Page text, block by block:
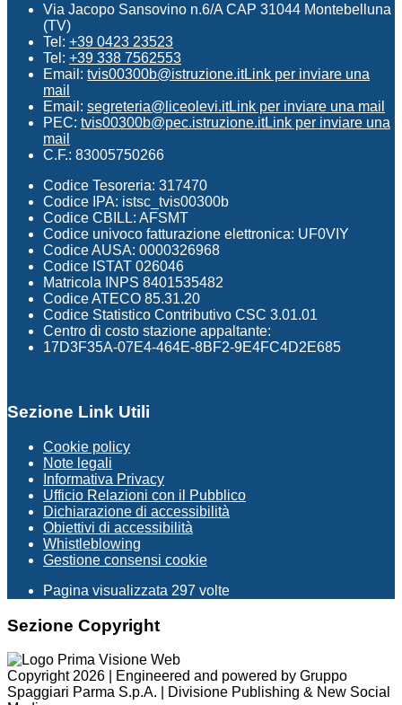
Via Jacopo Sansovino n.6/A CAP 31044 Montebelluna
(TV)
Tel: +39 0423 23523
Tel: +39 338 7562553
Email: tvis00300b@istruzione.itLink per inviare una
mail
Email: segreteria@liceolevi.itLink per inviare una mail
PEC: tvis00300b@pec.istruzione.itLink per inviare una
mail
C.F.: 83005750266
Codice Tesoreria: 317470
Codice IPA: istsc_tvis00300b
Codice CBILL: AFSMT
Codice univoco fatturazione elettronica: UF0VIY
Codice AUSA: 0000326968
Codice ISTAT 026046
Matricola INPS 8401535482
Codice ATECO 85.31.20
Codice Statistico Contributivo CSC 3.01.01
Centro di costo stazione appaltante:
17D3F35A-07E4-464E-8BF2-9E4FC4D2E685
Sezione Link Utili
Cookie policy
Note legali
Informativa Privacy
Ufficio Relazioni con il Pubblico
Dichiarazione di accessibilità
Obiettivi di accessibilità
Whistleblowing
Gestione consensi cookie
Pagina visualizzata 297 volte
Sezione Copyright
Copyright 2026 | Engineered and powered by Gruppo
Spaggiari Parma S.p.A. | Divisione Publishing & New Social